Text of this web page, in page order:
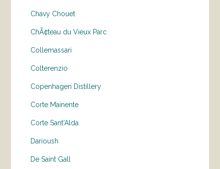
Chavy Chouet
ChÃ¢teau du Vieux Parc
Collemassari
Colterenzio
Copenhagen Distillery
Corte Mainente
Corte Sant'Alda
Darioush
De Saint Gall